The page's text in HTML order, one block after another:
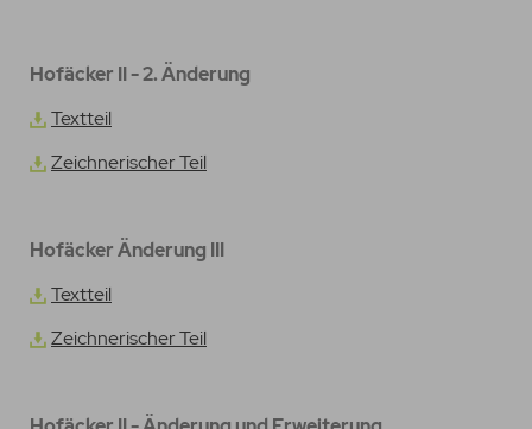
Hofäcker II - 2. Änderung
Textteil
Zeichnerischer Teil
Hofäcker Änderung III
Textteil
Zeichnerischer Teil